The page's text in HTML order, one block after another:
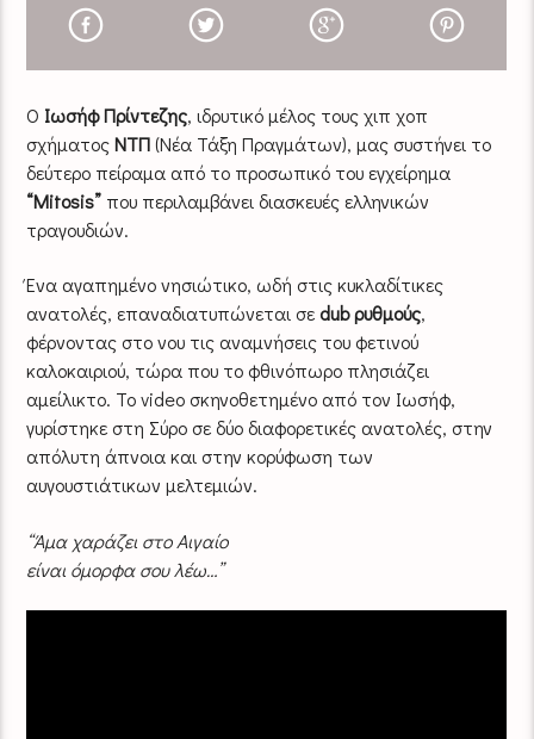
O Ιωσήφ Πρίντεζης, ιδρυτικό μέλος τους χιπ χοπ
σχήματοςΝΤΠ(Νέα Τάξη Πραγμάτων), μας συστήνει το
δεύτερο πείραμα από το προσωπικό του εγχείρημα
“Mitosis” που περιλαμβάνει διασκευές ελληνικών
τραγουδιών.
Ένα αγαπημένο νησιώτικο, ωδή στις κυκλαδίτικες
ανατολές, επαναδιατυπώνεται σεdub ρυθμούς,
φέρνοντας στο νου τις αναμνήσεις του φετινού
καλοκαιριού, τώρα που το φθινόπωρο πλησιάζει
αμείλικτο. Το video σκηνοθετημένο από τον Ιωσήφ,
γυρίστηκε στη Σύρο σε δύο διαφορετικές ανατολές, στην
απόλυτη άπνοια και στην κορύφωση των
αυγουστιάτικων μελτεμιών.
“Άμα χαράζει στο Αιγαίο
είναι όμορφα σου λέω…”